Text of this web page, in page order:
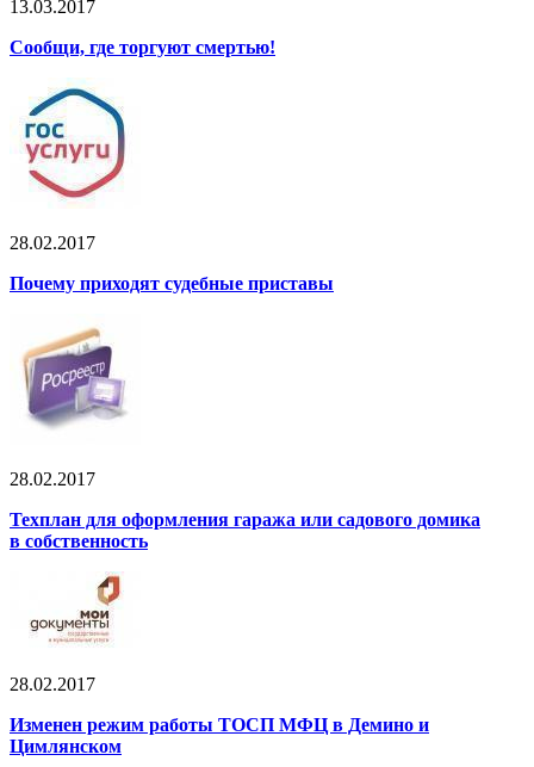
13.03.2017
Сообщи, где торгуют смертью!
28.02.2017
Почему приходят судебные приставы
28.02.2017
Техплан для оформления гаража или садового домика
в собственность
28.02.2017
Изменен режим работы ТОСП МФЦ в Демино и
Цимлянском